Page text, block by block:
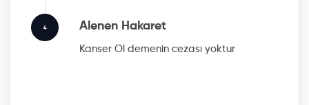
4 Alenen Hakaret
Kanser Ol demenin cezası yoktur